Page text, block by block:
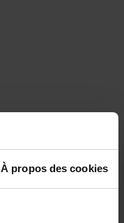
À propos des cookies